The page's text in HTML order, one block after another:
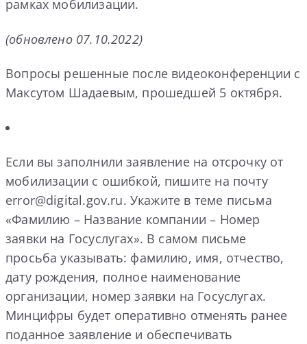
рамках мобилизации.
(обновлено 07.10.2022)
Вопросы решенные после видеоконференции с
Максутом Шадаевым, прошедшей 5 октября.
Если вы заполнили заявление на отсрочку от
мобилизации с ошибкой, пишите на почту
error@digital.gov.ru. Укажите в теме письма
«Фамилию – Название компании – Номер
заявки на Госуслугах». В самом письме
просьба указывать: фамилию, имя, отчество,
дату рождения, полное наименование
организации, номер заявки на Госуслугах.
Минцифры будет оперативно отменять ранее
поданное заявление и обеспечивать